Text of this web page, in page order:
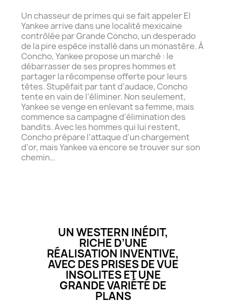
Un chasseur de primes qui se fait appeler El
Yankee arrive dans une localité mexicaine
contrôlée par Grande Concho, un desperado
de la pire espèce installé dans un monastère. À
Concho, Yankee propose un marché : le
débarrasser de ses propres hommes et
partager la récompense offerte pour leurs
têtes. Stupéfait par tant d’audace, Concho
tente en vain de l’éliminer. Non seulement,
Yankee se venge en enlevant sa femme, mais
commence sa campagne d’élimination des
bandits. Avec les hommes qui lui restent,
Concho prépare l’attaque d’un chargement
d’or, mais Yankee va encore se trouver sur son
chemin…
UN WESTERN INÉDIT,
RICHE D’UNE
RÉALISATION INVENTIVE,
AVEC DES PRISES DE VUE
INSOLITES ET UNE
GRANDE VARIÉTÉ DE
PLANS